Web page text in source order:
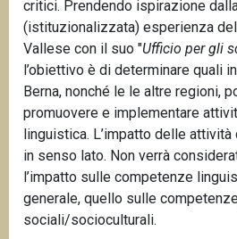
critici. Prendendo ispirazione
(istituzionalizzata) esperienza
Vallese con il suo "Ufficio per gli
l’obiettivo è di determinare quali
Berna, nonché le le altre regioni,
promuovere e implementare
linguistica. L’impatto delle
in senso lato. Non verrà
l’impatto sulle competenze
generale, quello sulle
sociali/socioculturali.